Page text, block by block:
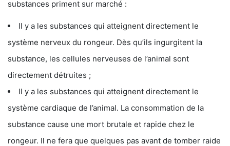
substances priment sur marché :
Il y a les substances qui atteignent directement le
système nerveux du rongeur. Dès qu’ils ingurgitent la
substance, les cellules nerveuses de l’animal sont
directement détruites ;
Il y a les substances qui atteignent directement le
système cardiaque de l’animal. La consommation de la
substance cause une mort brutale et rapide chez le
rongeur. Il ne fera que quelques pas avant de tomber raide